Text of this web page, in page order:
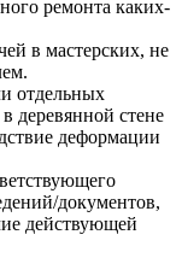
ремонта каких-
в мастерских, не
отдельных
деревянной стене
деформации
документов,
действующей